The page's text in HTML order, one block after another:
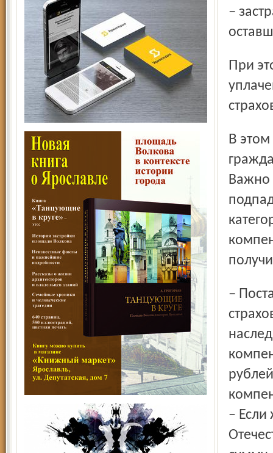
– застрахованные по вкладам на детей-сирот и детей,
При этом конкретная сумма выплат зависит от взносов,
В этом году правительство серьезно расширило круг
Важно
– Постановление 2003 года определяло, что если
–